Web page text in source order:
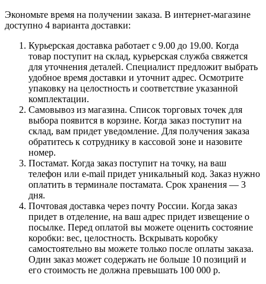
Экономьте время на получении заказа. В интернет-магазине
доступно 4 варианта доставки:
Курьерская доставка работает с 9.00 до 19.00. Когда
товар поступит на склад, курьерская служба свяжется
для уточнения деталей. Специалист предложит выбрать
удобное время доставки и уточнит адрес. Осмотрите
упаковку на целостность и соответствие указанной
комплектации.
Самовывоз из магазина. Список торговых точек для
выбора появится в корзине. Когда заказ поступит на
склад, вам придет уведомление. Для получения заказа
обратитесь к сотруднику в кассовой зоне и назовите
номер.
Постамат. Когда заказ поступит на точку, на ваш
телефон или e-mail придет уникальный код. Заказ нужно
оплатить в терминале постамата. Срок хранения — 3
дня.
Почтовая доставка через почту России. Когда заказ
придет в отделение, на ваш адрес придет извещение о
посылке. Перед оплатой вы можете оценить состояние
коробки: вес, целостность. Вскрывать коробку
самостоятельно вы можете только после оплаты заказа.
Один заказ может содержать не больше 10 позиций и
его стоимость не должна превышать 100 000 р.